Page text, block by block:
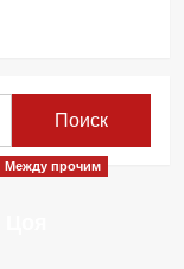
Между прочим